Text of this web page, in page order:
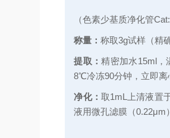
（色素少基质净化管
称量：称取3g试样（精
提取：精密加水15ml，
8℃冷冻90分钟，立即离
净化： 取1mL上清液置
液用微孔滤膜（0.22μm